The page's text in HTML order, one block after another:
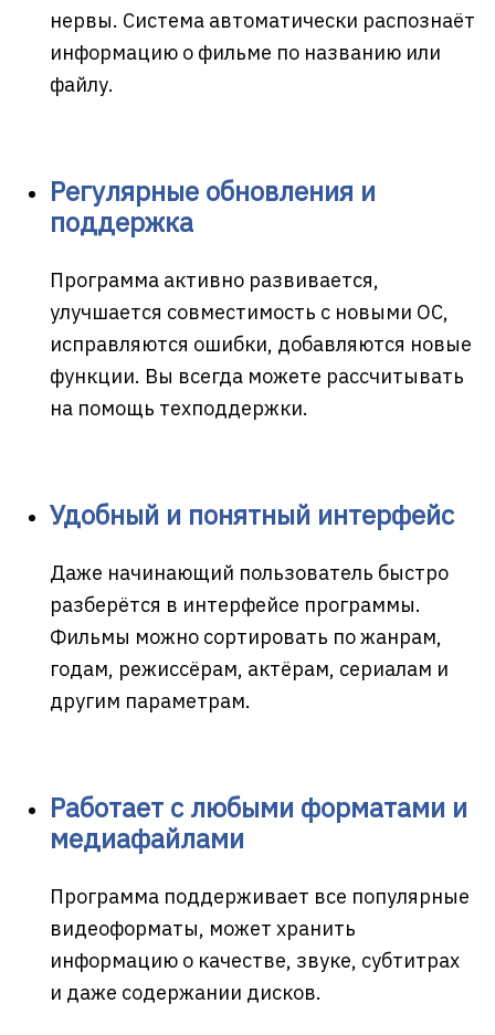
нервы. Система автоматически распознаёт
информацию о фильме по названию или
файлу.
Регулярные обновления и
поддержка
Программа активно развивается,
улучшается совместимость с новыми ОС,
исправляются ошибки, добавляются новые
функции. Вы всегда можете рассчитывать
на помощь техподдержки.
Удобный и понятный интерфейс
Даже начинающий пользователь быстро
разберётся в интерфейсе программы.
Фильмы можно сортировать по жанрам,
годам, режиссёрам, актёрам, сериалам и
другим параметрам.
Работает с любыми форматами и
медиафайлами
Программа поддерживает все популярные
видеоформаты, может хранить
информацию о качестве, звуке, субтитрах
и даже содержании дисков.